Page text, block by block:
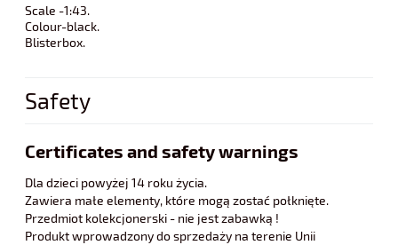
Scale -1:43.
Colour-black.
Blisterbox.
Safety
Certificates and safety warnings
Dla dzieci powyżej 14 roku życia.
Zawiera małe elementy, które mogą zostać połknięte.
Przedmiot kolekcjonerski - nie jest zabawką !
Produkt wprowadzony do sprzedaży na terenie Unii